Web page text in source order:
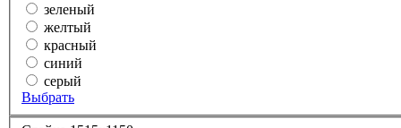
зеленый
желтый
красный
синий
серый
Выбрать